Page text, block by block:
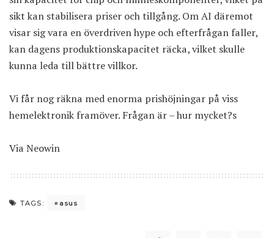
sikt kan stabilisera priser och tillgång. Om AI däremot
visar sig vara en överdriven hype och efterfrågan faller,
kan dagens produktionskapacitet räcka, vilket skulle
kunna leda till bättre villkor.
Vi får nog räkna med enorma prishöjningar på viss
hemelektronik framöver. Frågan är – hur mycket?s
Via Neowin
TAGS: asus